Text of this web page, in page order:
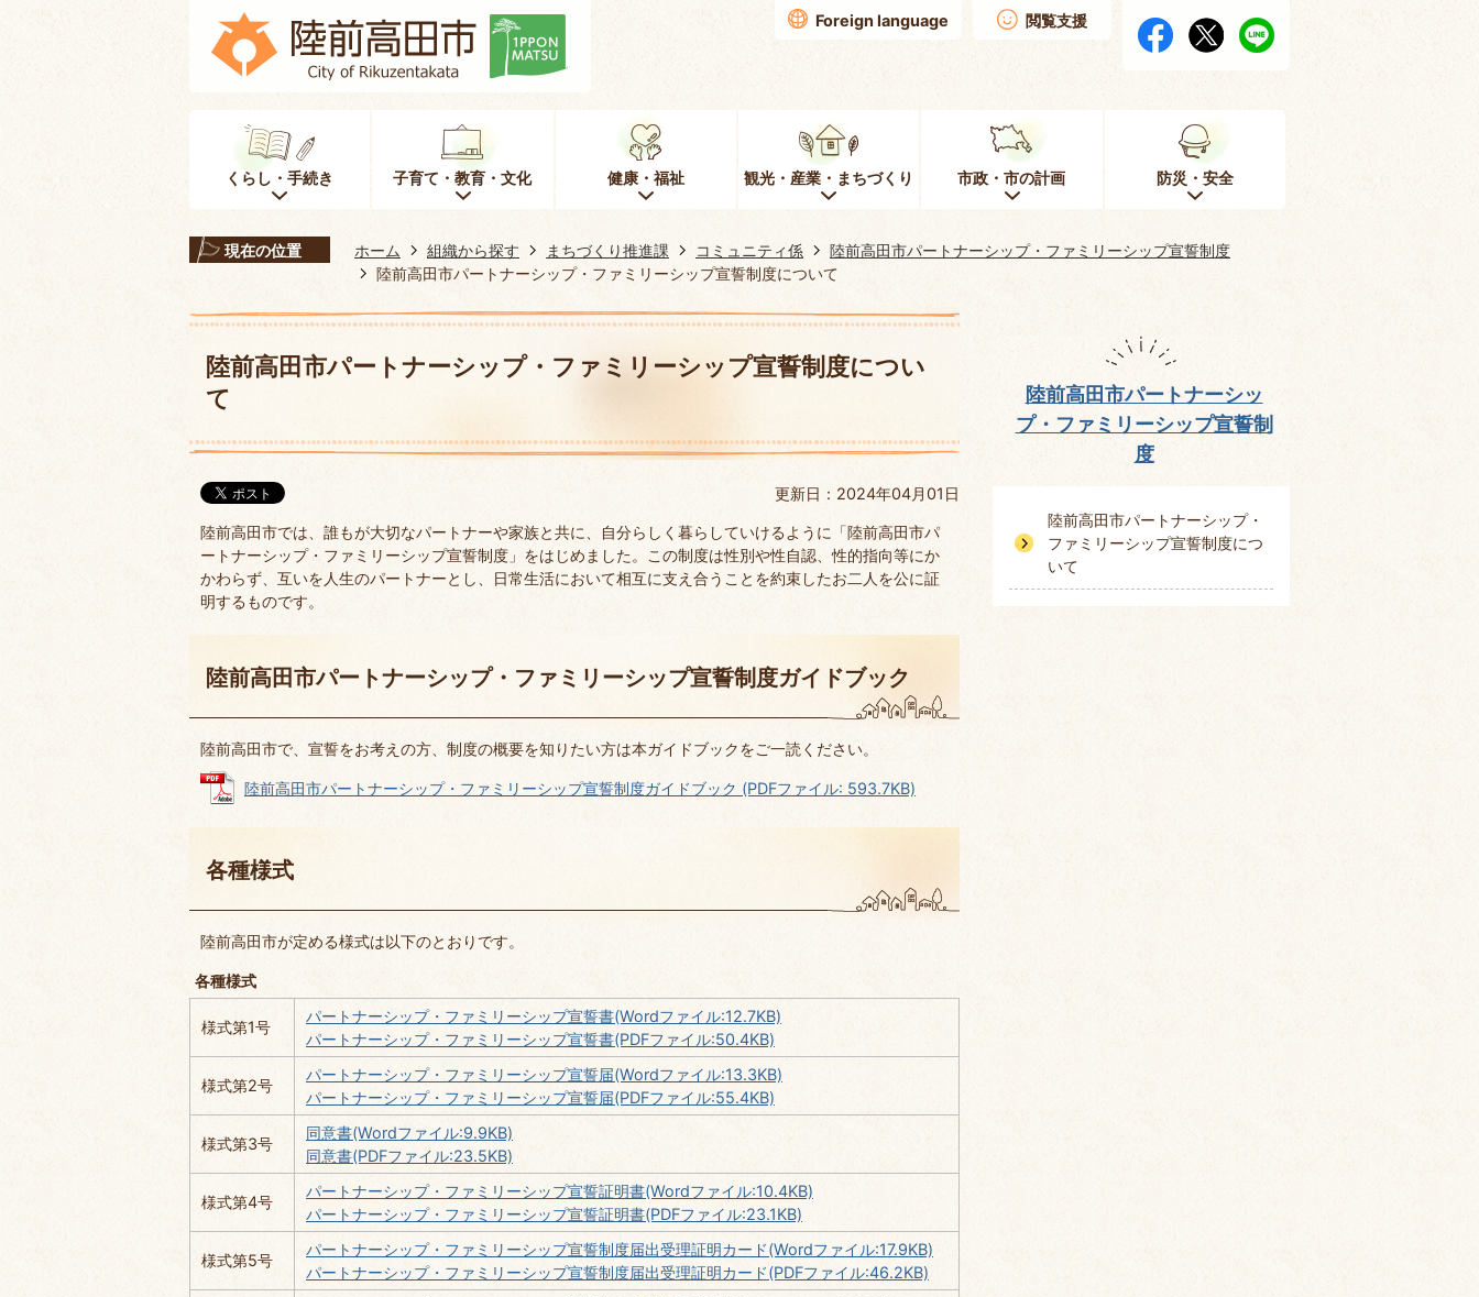
Foreign language 閲覧支援
くらし・手続き 子育て・教育・文化 健康・福祉 観光・産業・まちづくり 市政・市の計画 防災・安全
現在の位置 ホーム 組織から探す まちづくり推進課 コミュニティ係
陸前高田市パートナーシップ・ファミリーシップ宣誓制度
陸前高田市パートナーシップ・ファミリーシップ宣誓制度について
陸前高田市パートナーシップ・ファミリーシップ宣誓制度につい
て
更新日：2024年04月01日
陸前高田市では、誰もが大切なパートナーや家族と共に、自分らしく暮らしていけるように「陸前高田市パ
ートナーシップ・ファミリーシップ宣誓制度」をはじめました。この制度は性別や性自認、性的指向等にか
かわらず、互いを人生のパートナーとし、日常生活において相互に支え合うことを約束したお二人を公に証
明するものです。
陸前高田市パートナーシップ・ファミリーシップ宣誓制度ガイドブック
陸前高田市で、宣誓をお考えの方、制度の概要を知りたい方は本ガイドブックをご一読ください。
陸前高田市パートナーシップ・ファミリーシップ宣誓制度ガイドブック (PDFファイル: 593.7KB)
各種様式
陸前高田市が定める様式は以下のとおりです。
各種様式
様式第1号
パートナーシップ・ファミリーシップ宣誓書(Wordファイル:12.7KB)
パートナーシップ・ファミリーシップ宣誓書(PDFファイル:50.4KB)
様式第2号
パートナーシップ・ファミリーシップ宣誓届(Wordファイル:13.3KB)
パートナーシップ・ファミリーシップ宣誓届(PDFファイル:55.4KB)
様式第3号
同意書(Wordファイル:9.9KB)
同意書(PDFファイル:23.5KB)
様式第4号
パートナーシップ・ファミリーシップ宣誓証明書(Wordファイル:10.4KB)
パートナーシップ・ファミリーシップ宣誓証明書(PDFファイル:23.1KB)
様式第5号
パートナーシップ・ファミリーシップ宣誓制度届出受理証明カード(Wordファイル:17.9KB)
パートナーシップ・ファミリーシップ宣誓制度届出受理証明カード(PDFファイル:46.2KB)
陸前高田市パートナーシッ
プ・ファミリーシップ宣誓制
度
陸前高田市パートナーシップ・
ファミリーシップ宣誓制度につ
いて